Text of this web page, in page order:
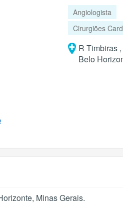
Angiologista
Cirurgiões
R Timbiras
Belo
, Minas Gerais.